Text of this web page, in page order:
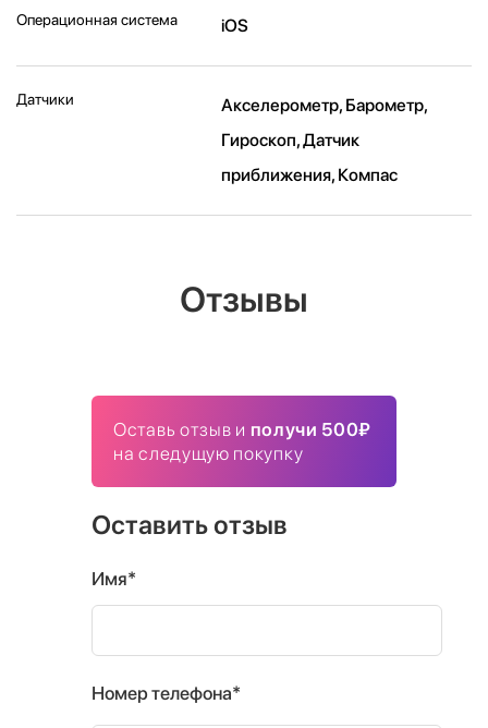
Операционная система iOS
Датчики
Акселерометр, Барометр,
Гироскоп, Датчик
приближения, Компас
Отзывы
Оставь отзыв и получи 500₽
на следущую покупку
Оставить отзыв
Имя*
Номер телефона*